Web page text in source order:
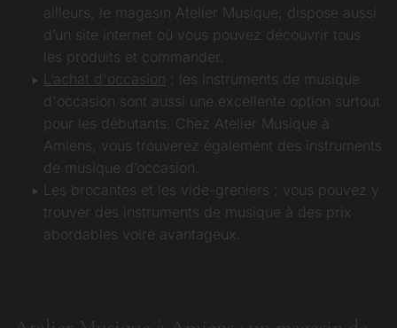
ailleurs, le magasin Atelier Musique, dispose aussi
d’un site internet où vous pouvez découvrir tous
les produits et commander.
L’achat d'occasion : les instruments de musique
d'occasion sont aussi une excellente option surtout
pour les débutants. Chez Atelier Musique à
Amiens, vous trouverez également des instruments
de musique d’occasion.
Les brocantes et les vide-greniers : vous pouvez y
trouver des instruments de musique à des prix
abordables voire avantageux.